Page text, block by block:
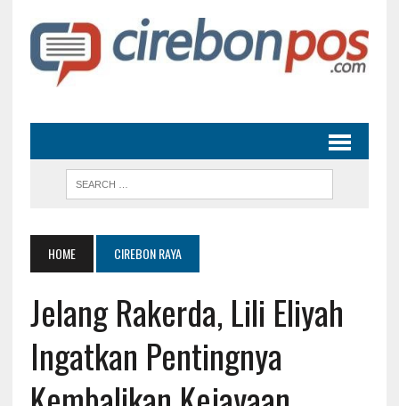
HOME CIREBON RAYA
Jelang Rakerda, Lili Eliyah
Ingatkan Pentingnya